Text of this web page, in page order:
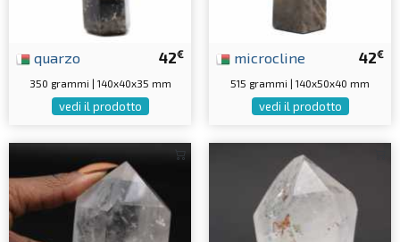
42€
quarzo
350 grammi | 140x40x35 mm
vedi il prodotto
42€
microcline
515 grammi | 140x50x40 mm
vedi il prodotto